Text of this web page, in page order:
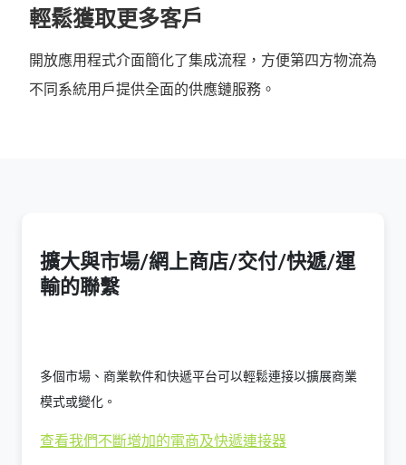
輕鬆獲取更多客戶
開放應用程式介面簡化了集成流程，方便第四方物流為
不同系統用戶提供全面的供應鏈服務。
擴大與市場/網上商店/交付/快遞/運
輸的聯繫
多個市場、商業軟件和快遞平台可以輕鬆連接以擴展商業
模式或變化。
查看我們不斷增加的電商及快遞連接器